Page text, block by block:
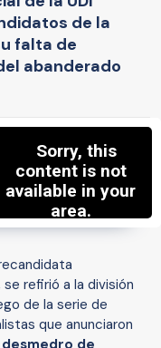
de la
falta de
abanderado
se refirió a la división
de la serie de
que anunciaron